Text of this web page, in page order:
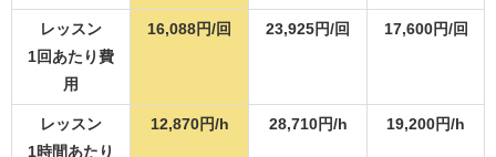
レッスン
1回あたり費
用
16,088円/回 23,925円/回 17,600円/回
レッスン
1時間あたり
12,870円/h 28,710円/h 19,200円/h